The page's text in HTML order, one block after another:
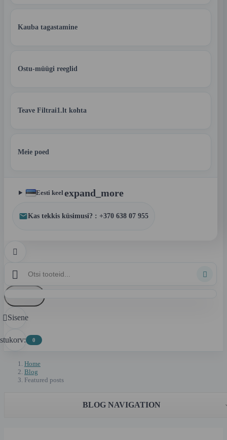
Kauba tagastamine
Ostu-müügi reeglid
Teave Filtrai1.lt kohta
Meie poed
Eesti keel expand_more
Kas tekkis küsimusi? : +370 638 07 955

 
 Sisene
0
Home
Blog
Featured posts
BLOG NAVIGATION